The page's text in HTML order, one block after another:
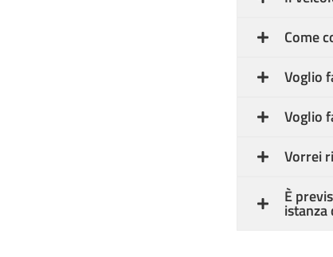
Come
Voglio
Voglio
Vorrei
È
istanza